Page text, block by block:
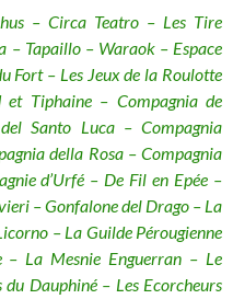
– Circa Teatro – Les Tire
– Tapaillo – Waraok – Espace
Fort – Les Jeux de la Roulotte
Tiphaine – Compagnia de
Santo Luca – Compagnia
della Rosa – Compagnia
d’Urfé – De Fil en Epée –
– Gonfalone del Drago – La
– La Guilde Pérougienne
La Mesnie Enguerran – Le
du Dauphiné – Les Ecorcheurs